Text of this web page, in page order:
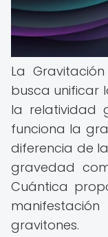
La
busca unificar
la relatividad
funciona la
diferencia de
gravedad
Cuántica
gravitones.